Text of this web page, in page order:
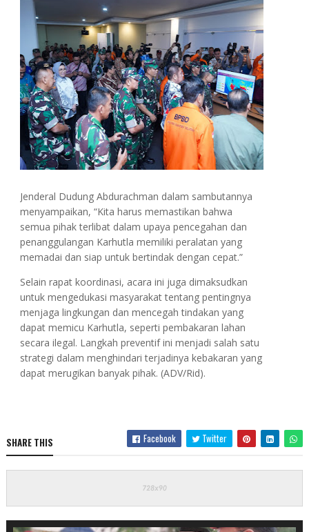
Jenderal Dudung Abdurachman dalam sambutannya
menyampaikan, “Kita harus memastikan bahwa
semua pihak terlibat dalam upaya pencegahan dan
penanggulangan Karhutla memiliki peralatan yang
memadai dan siap untuk bertindak dengan cepat.”
Selain rapat koordinasi, acara ini juga dimaksudkan
untuk mengedukasi masyarakat tentang pentingnya
menjaga lingkungan dan mencegah tindakan yang
dapat memicu Karhutla, seperti pembakaran lahan
secara ilegal. Langkah preventif ini menjadi salah satu
strategi dalam menghindari terjadinya kebakaran yang
dapat merugikan banyak pihak. (ADV/Rid).
SHARE THIS Facebook Twitter